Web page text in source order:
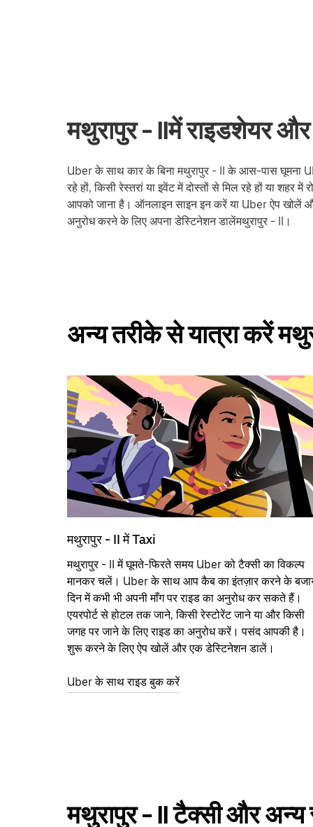
मथुरापुर - IIमें राइडशेयर और
Uber के साथ कार के बिना मथुरापुर - II के आस-पास घूमना
रहे हों, किसी रेस्तरां या इवेंट में दोस्तों से मिल रहे हों या शहर
आपको जाना है। ऑनलाइन साइन इन करें या Uber ऐप
अनुरोध करने के लिए अपना डेस्टिनेशन डालेंमथुरापुर - II।
अन्य तरीके से यात्रा करें
मथुरापुर - II में Taxi
मथुरापुर - II में घूमते-फिरते समय Uber को टैक्सी का विकल्प
मानकर चलें। Uber के साथ आप कैब का इंतज़ार करने के
दिन में कभी भी अपनी माँग पर राइड का अनुरोध कर सकते हैं।
एयरपोर्ट से होटल तक जाने, किसी रेस्टोरेंट जाने या और किसी
जगह पर जाने के लिए राइड का अनुरोध करें। पसंद आपकी है।
शुरू करने के लिए ऐप खोलें और एक डेस्टिनेशन डालें।
Uber के साथ राइड बुक करें
मथुरापुर - II टैक्सी और अन्य